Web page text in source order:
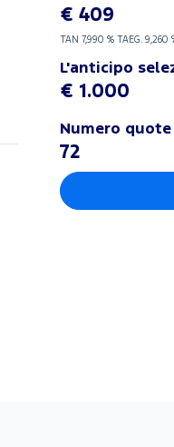
€ 409
TAN 7,990 %TAEG. 9,260
L'anticipo
€ 1.000
Numero
72